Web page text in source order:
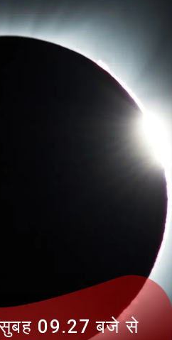
सुबह 09.27 बजे से